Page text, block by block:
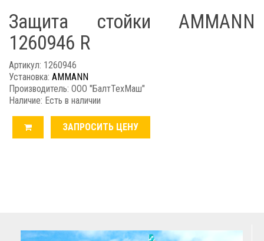
Защита стойки AMMANN
1260946 R
Артикул: 1260946
Установка: AMMANN
Производитель: ООО "БалтТехМаш"
Наличие: Есть в наличии
ЗАПРОСИТЬ ЦЕНУ